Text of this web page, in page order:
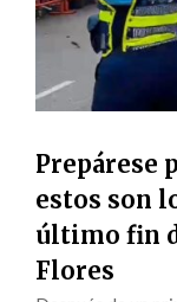
Prepárese
estos son
último fin
Flores